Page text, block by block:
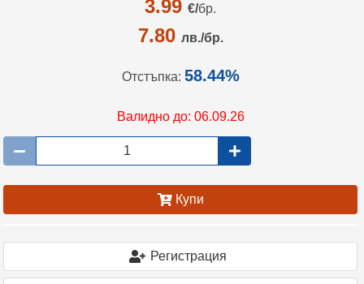
3.99 €/бр.
7.80 лв./бр.
Отстъпка: 58.44%
Валидно до: 06.09.26
Купи
Регистрация